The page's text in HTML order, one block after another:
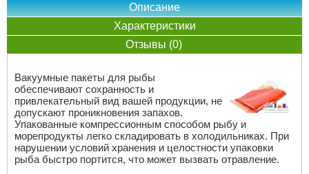
Описание
Характеристики
Отзывы (0)
Вакуумные пакеты для рыбы
обеспечивают сохранность и
привлекательный вид вашей продукции, не
допускают проникновения запахов.
Упакованные компрессионным способом рыбу и
морепродукты легко складировать в холодильниках. При
нарушении условий хранения и целостности упаковки
рыба быстро портится, что может вызвать отравление.